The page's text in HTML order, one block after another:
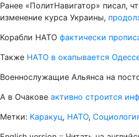
Ранее «ПолитНавигатор» писал,
изменение курса Украины,
Корабли НАТО фактически
Также НАТО в окапывается
Военнослужащие Альянса на
А в Очакове активно строится
Метки: Каракуц, НАТО,